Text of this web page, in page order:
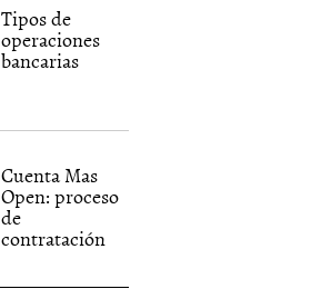
Tipos de
operaciones
bancarias
Cuenta Mas
Open: proceso
de
contratación